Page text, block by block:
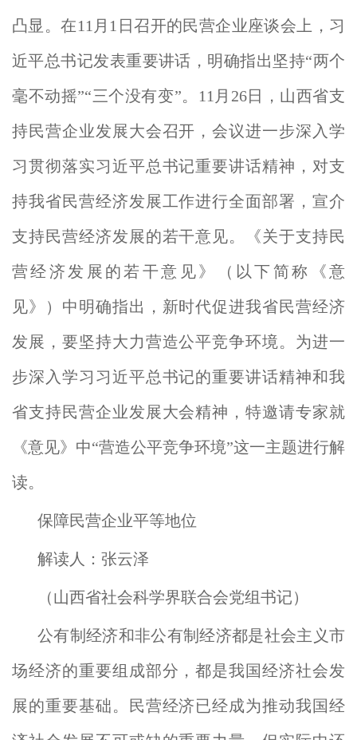
凸显。在11月1日召开的民营企业座谈会上，习
近平总书记发表重要讲话，明确指出坚持“两个
毫不动摇”“三个没有变”。11月26日，山西省支
持民营企业发展大会召开，会议进一步深入学
习贯彻落实习近平总书记重要讲话精神，对支
持我省民营经济发展工作进行全面部署，宣介
支持民营经济发展的若干意见。《关于支持民
营经济发展的若干意见》（以下简称《意
见》）中明确指出，新时代促进我省民营经济
发展，要坚持大力营造公平竞争环境。为进一
步深入学习习近平总书记的重要讲话精神和我
省支持民营企业发展大会精神，特邀请专家就
《意见》中“营造公平竞争环境”这一主题进行解
读。
保障民营企业平等地位
解读人：张云泽
（山西省社会科学界联合会党组书记）
公有制经济和非公有制经济都是社会主义市
场经济的重要组成部分，都是我国经济社会发
展的重要基础。民营经济已经成为推动我国经